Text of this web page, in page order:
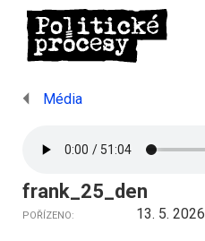
Média
frank_25_den
POŘÍZENO: 13. 5. 2026